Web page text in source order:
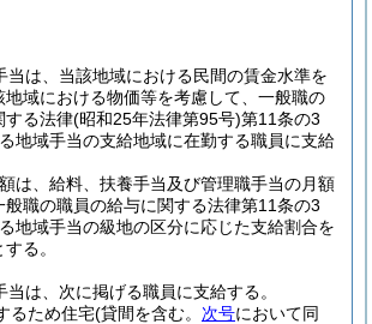
当は、当該地域における民間の賃金水準を
地域における物価等を考慮して、一般職の
する法律(昭和25年法律第95号)第11条の3
地域手当の支給地域に在勤する職員に支給
は、給料、扶養手当及び管理職手当の月額
般職の職員の給与に関する法律第11条の3
地域手当の級地の区分に応じた支給割合を
る。
当は、次に掲げる職員に支給する。
るため住宅(貸間を含む。 次号において同